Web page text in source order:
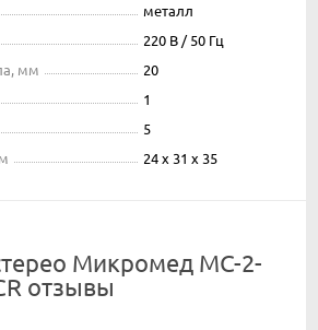
металл
220 В / 50 Гц
мм
20
1
5
24 x 31 х 35
Микромед МС-2-
отзывы